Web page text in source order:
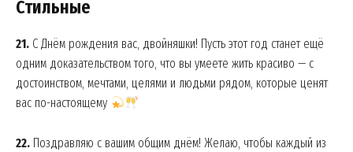
Стильные
21. С Днём рождения вас, двойняшки! Пусть этот год станет ещё
одним доказательством того, что вы умеете жить красиво — с
достоинством, мечтами, целями и людьми рядом, которые ценят
вас по-настоящему
22. Поздравляю с вашим общим днём! Желаю, чтобы каждый из